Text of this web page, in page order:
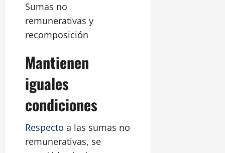
Sumas no
remunerativas y
recomposición
Mantienen
iguales
condiciones
Respecto a las sumas no
remunerativas, se